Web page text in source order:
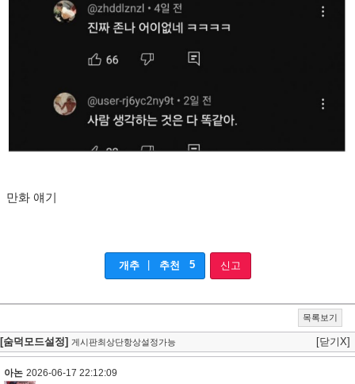
만화 얘기
개추 | 추천 5 신고
목록보기
[숨덕모드설정] 게시판최상단항상설정가능 [닫기X]
아논 2026-06-17 22:12:09